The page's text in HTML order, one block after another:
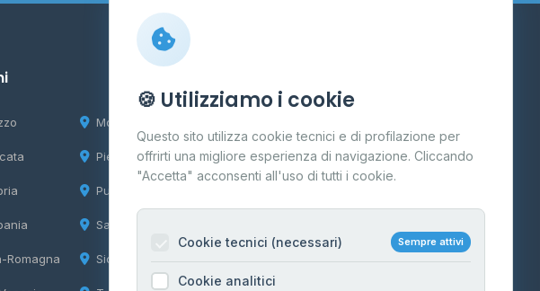
Romagna
Molise
Piemonte
Puglia
Sardegna
Sicilia
Contatti
Per gestori
Informazioni legali
🍪 Utilizziamo i cookie
Questo sito utilizza cookie tecnici e di profilazione per
offrirti una migliore esperienza di navigazione. Cliccando
"Accetta" acconsenti all'uso di tutti i cookie.
Cookie tecnici (necessari) Sempre attivi
Cookie analitici